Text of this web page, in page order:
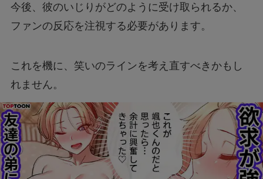
今後、彼のいじりがどのように受け取られるか、
ファンの反応を注視する必要があります。
これを機に、笑いのラインを考え直すべきかもし
れません。